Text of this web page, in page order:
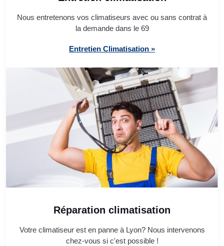
Nous entretenons vos climatiseurs avec ou sans contrat à
la demande dans le 69
Entretien Climatisation »
Réparation climatisation
Votre climatiseur est en panne à Lyon? Nous intervenons
chez-vous si c'est possible !